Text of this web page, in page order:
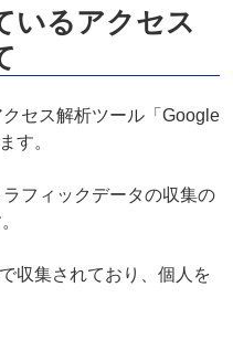
いるアクセス
セス解析ツール「Google
す。
フィックデータの収集の
収集されており、個人を